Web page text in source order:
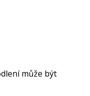
může být